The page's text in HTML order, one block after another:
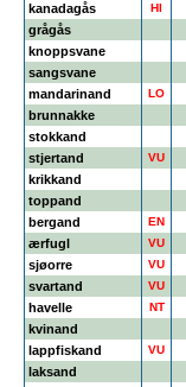
kanadagås
HI
grågås
knoppsvane
sangsvane
mandarinand
LO
brunnakke
stokkand
stjertand
VU
krikkand
toppand
bergand
EN
ærfugl
VU
sjøorre
VU
svartand
VU
havelle
NT
kvinand
lappfiskand
VU
laksand